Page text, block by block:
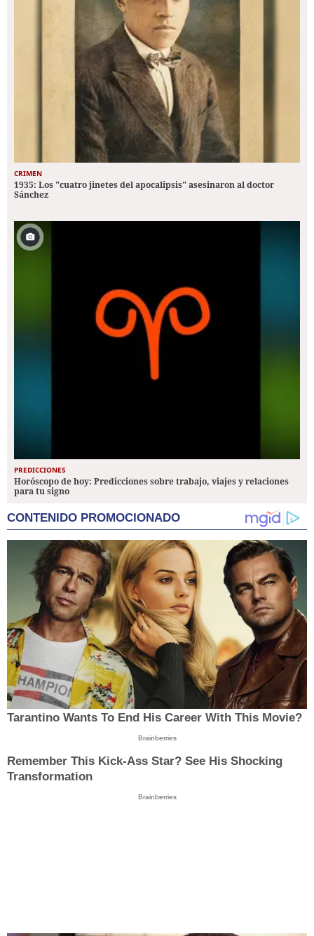
CRIMEN
1935: Los "cuatro jinetes del apocalipsis" asesinaron al doctor
Sánchez
PREDICCIONES
Horóscopo de hoy: Predicciones sobre trabajo, viajes y relaciones
para tu signo
CONTENIDO PROMOCIONADO
Tarantino Wants To End His Career With This Movie?
Brainberries
Remember This Kick-Ass Star? See His Shocking
Transformation
Brainberries